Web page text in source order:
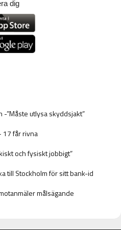
dig
”Måste utlysa skyddsjakt”
17 får rivna
och fysiskt jobbigt”
till Stockholm för sitt bank-id
målsägande